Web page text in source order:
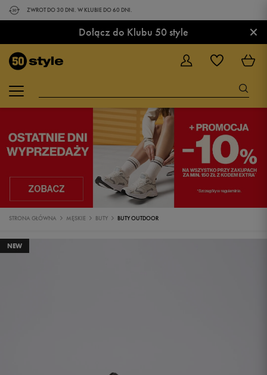
ZWROT DO 30 DNI. W KLUBIE DO 60 DNI.
Dołącz do Klubu 50 style ×
STRONA GŁÓWNA MĘSKIE BUTY BUTY OUTDOOR
NEW